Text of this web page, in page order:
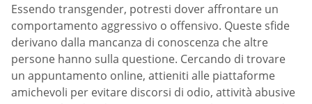
Essendo transgender, potresti dover affrontare un
comportamento aggressivo o offensivo. Queste sfide
derivano dalla mancanza di conoscenza che altre
persone hanno sulla questione. Cercando di trovare
un appuntamento online, attieniti alle piattaforme
amichevoli per evitare discorsi di odio, attività abusive